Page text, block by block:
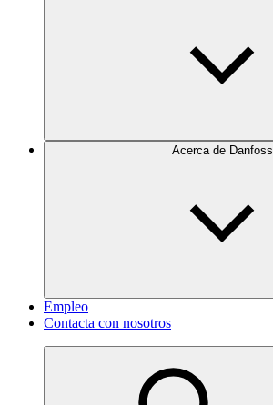
Acerca de Danfoss
Empleo
Contacta con nosotros